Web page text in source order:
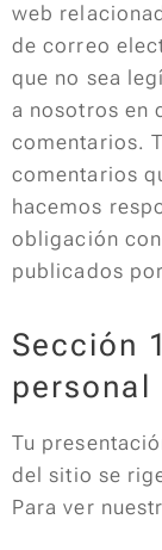
web
de correo
que no sea
a nosotros en
comentarios.
comentarios
hacemos
obligación
publicados
Sección
personal
Tu
del sitio se
Para ver